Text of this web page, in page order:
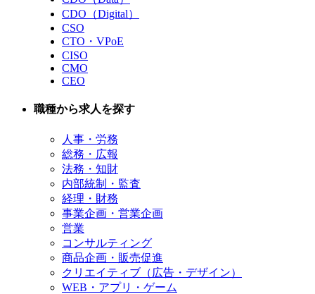
CDO（Digital）
CSO
CTO・VPoE
CISO
CMO
CEO
職種から求人を探す
人事・労務
総務・広報
法務・知財
内部統制・監査
経理・財務
事業企画・営業企画
営業
コンサルティング
商品企画・販売促進
クリエイティブ（広告・デザイン）
WEB・アプリ・ゲーム